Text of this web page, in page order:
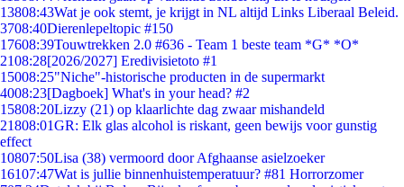
13808:43Wat je ook stemt, je krijgt in NL altijd Links Liberaal Beleid.
3708:40Dierenlepeltopic #150
17608:39Touwtrekken 2.0 #636 - Team 1 beste team *G* *O*
2108:28[2026/2027] Eredivisietoto #1
15008:25"Niche"-historische producten in de supermarkt
4008:23[Dagboek] What's in your head? #2
15808:20Lizzy (21) op klaarlichte dag zwaar mishandeld
21808:01GR: Elk glas alcohol is riskant, geen bewijs voor gunstig
effect
10807:50Lisa (38) vermoord door Afghaanse asielzoeker
16107:47Wat is jullie binnenhuistemperatuur? #81 Horrorzomer